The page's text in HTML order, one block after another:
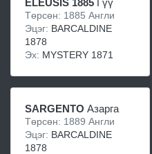
ELEUSIS 1885 Гүү
Төрсөн: 1885 Англи
Эцэг: BARCALDINE
1878
Эх: MYSTERY 1871
SARGENTO Азарга
Төрсөн: 1889 Англи
Эцэг: BARCALDINE
1878